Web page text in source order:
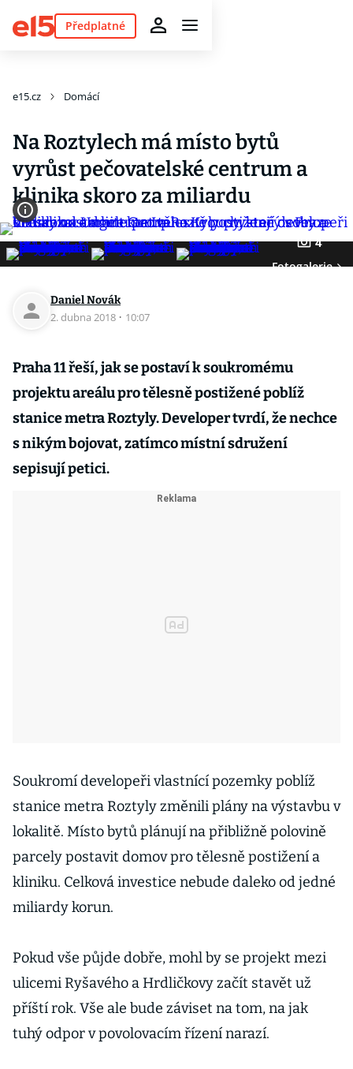
Předplatné
e15.cz Domácí
Na Roztylech má místo bytů
vyrůst pečovatelské centrum a
klinika skoro za miliardu
4
Fotogalerie
Daniel Novák
2. dubna 2018 · 10:07
Praha 11 řeší, jak se postaví k soukromému
projektu areálu pro tělesně postižené poblíž
stanice metra Roztyly. Developer tvrdí, že nechce
s nikým bojovat, zatímco místní sdružení
sepisují petici.
Soukromí developeři vlastnící pozemky poblíž
stanice metra Roztyly změnili plány na výstavbu v
lokalitě. Místo bytů plánují na přibližně polovině
parcely postavit domov pro tělesně postižení a
kliniku. Celková investice nebude daleko od jedné
miliardy korun.
Pokud vše půjde dobře, mohl by se projekt mezi
ulicemi Ryšavého a Hrdličkovy začít stavět už
příští rok. Vše ale bude záviset na tom, na jak
tuhý odpor v povolovacím řízení narazí.